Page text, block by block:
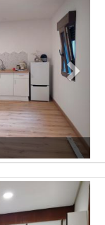
Next